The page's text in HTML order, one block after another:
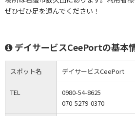
ぜひぜひ足を運んでください！
デイサービスCeePortの基本
スポット名 デイサービスCeePort
TEL
0980-54-8625
070-5279-0370